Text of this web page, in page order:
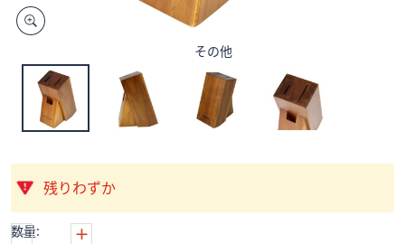
ス
で
左
イ
プ
し
て
その他
残りわずか
数量: